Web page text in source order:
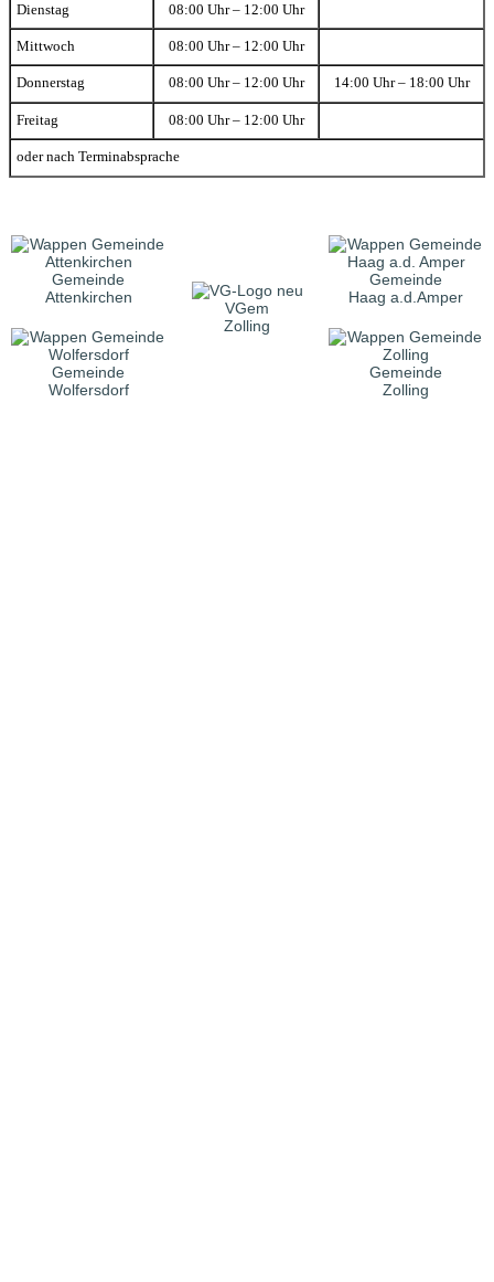
Dienstag 08:00 Uhr – 12:00 Uhr
Mittwoch 08:00 Uhr – 12:00 Uhr
Donnerstag 08:00 Uhr – 12:00 Uhr 14:00 Uhr – 18:00 Uhr
Freitag 08:00 Uhr – 12:00 Uhr
oder nach Terminabsprache
Gemeinde
Attenkirchen
VGem
Zolling
Gemeinde
Haag a.d.Amper
Gemeinde
Wolfersdorf
Gemeinde
Zolling